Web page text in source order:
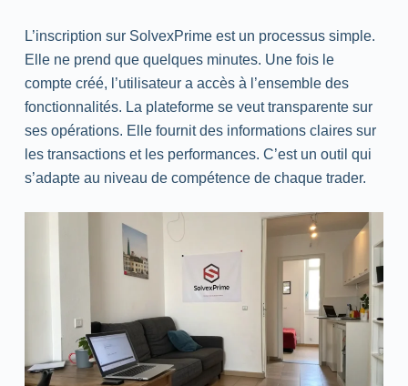
L’inscription sur SolvexPrime est un processus simple.
Elle ne prend que quelques minutes. Une fois le
compte créé, l’utilisateur a accès à l’ensemble des
fonctionnalités. La plateforme se veut transparente sur
ses opérations. Elle fournit des informations claires sur
les transactions et les performances. C’est un outil qui
s’adapte au niveau de compétence de chaque trader.